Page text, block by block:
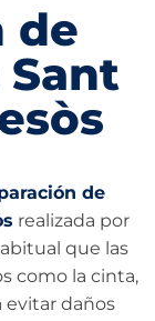
de
Sant
de
realizada por
que las
como la cinta,
evitar daños